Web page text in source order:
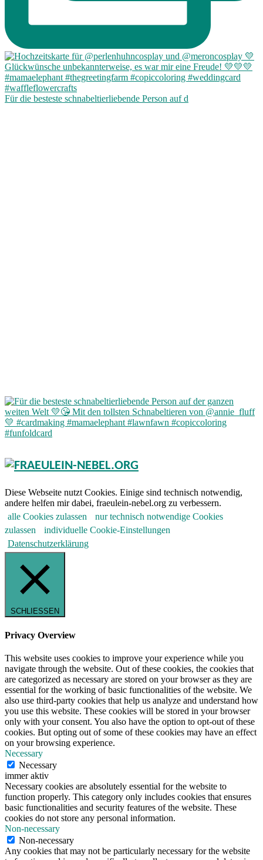
Für die besteste schnabeltierliebende Person auf d
Diese Webseite nutzt Cookies. Einige sind technisch notwendig,
andere helfen mir dabei, fraeulein-nebel.org zu verbessern.
alle Cookies zulassen
nur technisch notwendige Cookies
zulassen
individuelle Cookie-Einstellungen
Datenschutzerklärung
SCHLIESSEN
Privacy Overview
This website uses cookies to improve your experience while you
navigate through the website. Out of these cookies, the cookies that
are categorized as necessary are stored on your browser as they are
essential for the working of basic functionalities of the website. We
also use third-party cookies that help us analyze and understand how
you use this website. These cookies will be stored in your browser
only with your consent. You also have the option to opt-out of these
cookies. But opting out of some of these cookies may have an effect
on your browsing experience.
Necessary
Necessary
immer aktiv
Necessary cookies are absolutely essential for the website to
function properly. This category only includes cookies that ensures
basic functionalities and security features of the website. These
cookies do not store any personal information.
Non-necessary
Non-necessary
Any cookies that may not be particularly necessary for the website